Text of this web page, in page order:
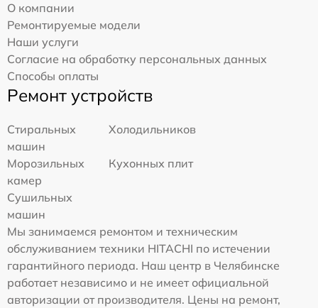
О компании
Ремонтируемые модели
Наши услуги
Согласие на обработку персональных данных
Способы оплаты
Ремонт устройств
Стиральных
машин
Холодильников
Морозильных
камер
Кухонных плит
Сушильных
машин
Мы занимаемся ремонтом и техническим
обслуживанием техники HITACHI по истечении
гарантийного периода. Наш центр в Челябинске
работает независимо и не имеет официальной
авторизации от производителя. Цены на ремонт,